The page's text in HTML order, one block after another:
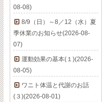
08-08)
8/9（日）～8／12（水）夏
季休業のお知らせ(2026-08-
07)
運動効果の基本(１)(2026-
08-05)
ワニト体温と代謝のお話
(３)(2026-08-01)